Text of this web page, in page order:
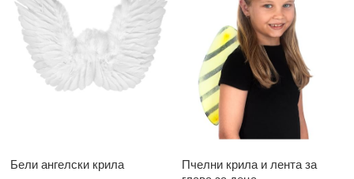
Бели ангелски крила
Пчелни крила и лента за